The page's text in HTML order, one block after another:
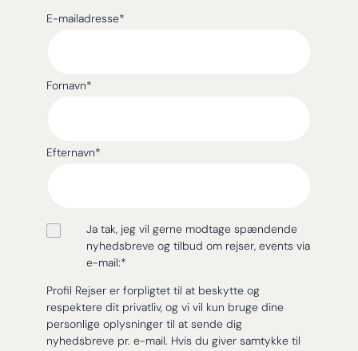
E-mailadresse*
Fornavn*
Efternavn*
Ja tak, jeg vil gerne modtage spændende
nyhedsbreve og tilbud om rejser, events via
e-mail:*
Profil Rejser er forpligtet til at beskytte og
respektere dit privatliv, og vi vil kun bruge dine
personlige oplysninger til at sende dig
nyhedsbreve pr. e-mail. Hvis du giver samtykke til